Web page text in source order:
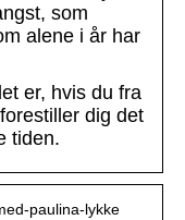
som
alene i år har
er, hvis du fra
dig det
tiden.
paulina-lykke